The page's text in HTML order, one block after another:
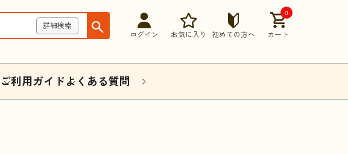
詳細検索
ログイン お気に入り 初めての方へ
0
カート
ご利用ガイドよくある質問